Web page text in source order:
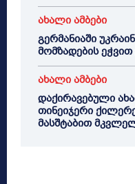
ახალი ამბები
გერმანიაში
მომზადების ეჭვით
ახალი ამბები
დაქირავებული
თინეიჯერი
მასშტაბით